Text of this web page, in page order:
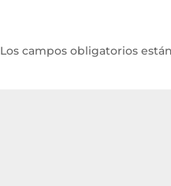
Los campos obligatorios